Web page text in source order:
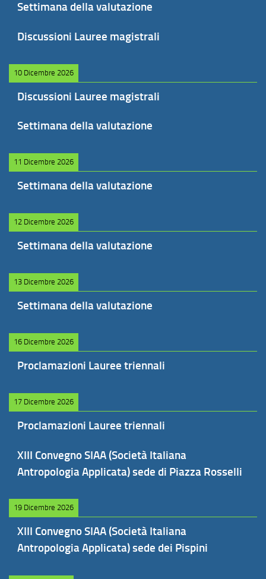
Settimana della valutazione
Discussioni Lauree magistrali
10 Dicembre 2026
Discussioni Lauree magistrali
Settimana della valutazione
11 Dicembre 2026
Settimana della valutazione
12 Dicembre 2026
Settimana della valutazione
13 Dicembre 2026
Settimana della valutazione
16 Dicembre 2026
Proclamazioni Lauree triennali
17 Dicembre 2026
Proclamazioni Lauree triennali
XIII Convegno SIAA (Società Italiana
Antropologia Applicata) sede di Piazza Rosselli
19 Dicembre 2026
XIII Convegno SIAA (Società Italiana
Antropologia Applicata) sede dei Pispini